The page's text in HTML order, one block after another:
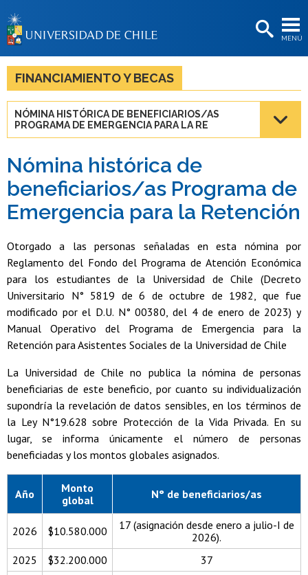
MENÚ
BIBLIOTECAS
LA UNIVERSIDAD
Estudiantes
Funcionarias/os
Egresadas/os
FINANCIAMIENTO Y BECAS
NÓMINA HISTÓRICA DE BENEFICIARIOS/AS
PROGRAMA DE EMERGENCIA PARA LA RE
Nómina histórica de
beneficiarios/as Programa de
Emergencia para la Retención
Otorgado a las personas señaladas en esta nómina por
Reglamento del Fondo del Programa de Atención Económica
para los estudiantes de la Universidad de Chile (Decreto
Universitario N° 5819 de 6 de octubre de 1982, que fue
modificado por el D.U. N° 00380, del 4 de enero de 2023) y
Manual Operativo del Programa de Emergencia para la
Retención para Asistentes Sociales de la Universidad de Chile
La Universidad de Chile no publica la nómina de personas
beneficiarias de este beneficio, por cuanto su individualización
supondría la revelación de datos sensibles, en los términos de
la Ley N°19.628 sobre Protección de la Vida Privada. En su
lugar, se informa únicamente el número de personas
beneficiadas y los montos globales asignados.
Año
Monto
global
N° de beneficiarios/as
2026 $10.580.000
17 (asignación desde enero a julio-I de
2026).
2025
$32.200.000
37